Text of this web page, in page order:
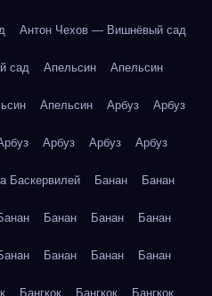
Антон Чехов — Вишнёвый сад
сад Апельсин Апельсин
Апельсин Арбуз Арбуз
Арбуз Арбуз Арбуз
Баскервилей Банан Банан
Банан Банан Банан
Банан Банан Банан
Бангкок Бангкок Бангкок